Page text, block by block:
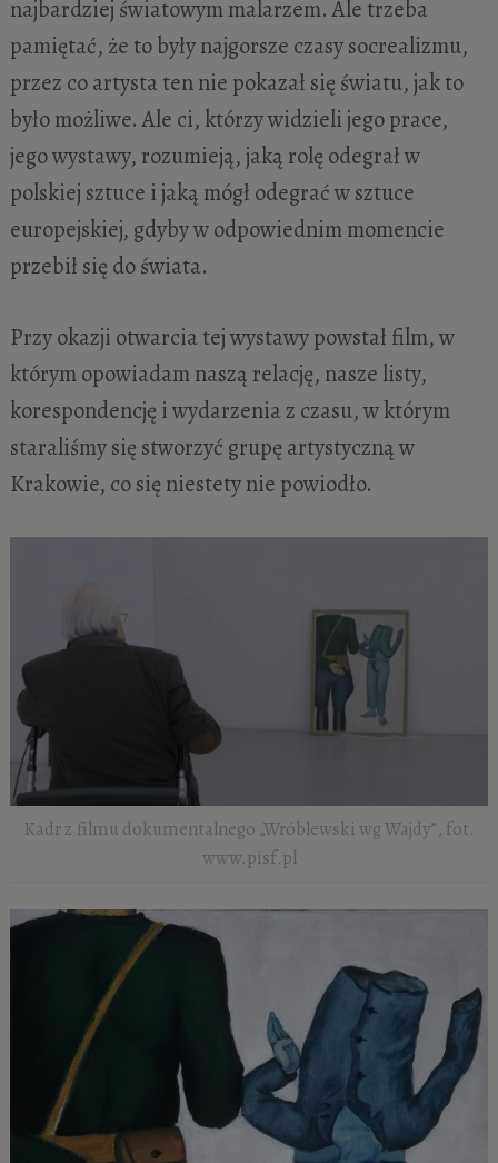
najbardziej światowym malarzem. Ale trzeba
pamiętać, że to były najgorsze czasy socrealizmu,
przez co artysta ten nie pokazał się światu, jak to
było możliwe. Ale ci, którzy widzieli jego prace,
jego wystawy, rozumieją, jaką rolę odegrał w
polskiej sztuce i jaką mógł odegrać w sztuce
europejskiej, gdyby w odpowiednim momencie
przebił się do świata.
Przy okazji otwarcia tej wystawy powstał film, w
którym opowiadam naszą relację, nasze listy,
korespondencję i wydarzenia z czasu, w którym
staraliśmy się stworzyć grupę artystyczną w
Krakowie, co się niestety nie powiodło.
Kadr z filmu dokumentalnego „Wróblewski wg Wajdy”, fot.
www.pisf.pl